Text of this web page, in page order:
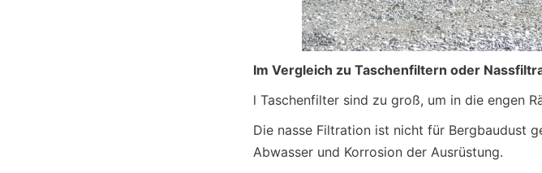
Im Vergleich zu Taschenfiltern oder
l Taschenfilter sind zu groß, um in die engen
Die nasse Filtration ist nicht für Bergbaudust
Abwasser und Korrosion der Ausrüstung.